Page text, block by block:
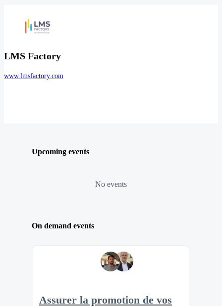
LMS Factory
www.lmsfactory.com
Upcoming events
No events
On demand events
Assurer la promotion de vos